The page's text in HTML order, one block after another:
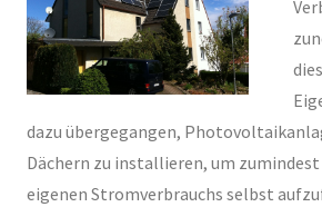
dazu übergegangen,
Dächern zu installieren, um zumindest
eigenen Stromverbrauchs selbst